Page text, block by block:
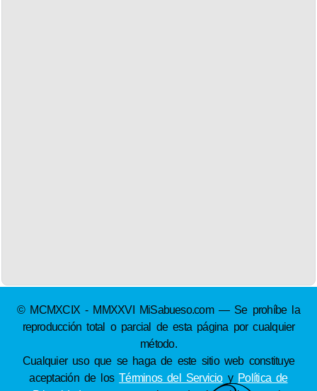
© MCMXCIX - MMXXVI MiSabueso.com — Se prohíbe la
reproducción total o parcial de esta página por cualquier
método.
Cualquier uso que se haga de este sitio web constituye
aceptación de losTérminos del Servicioy Política de